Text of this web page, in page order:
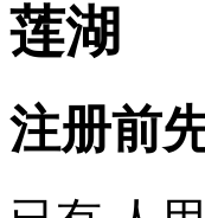
莲湖
注册前